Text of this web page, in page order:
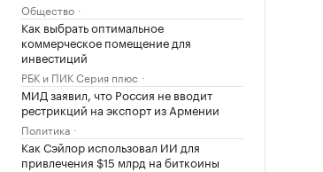
Общество
Как выбрать оптимальное
коммерческое помещение для
инвестиций
РБК и ПИК Серия плюс
МИД заявил, что Россия не вводит
рестрикций на экспорт из Армении
Политика
Как Сэйлор использовал ИИ для
привлечения $15 млрд на биткоины